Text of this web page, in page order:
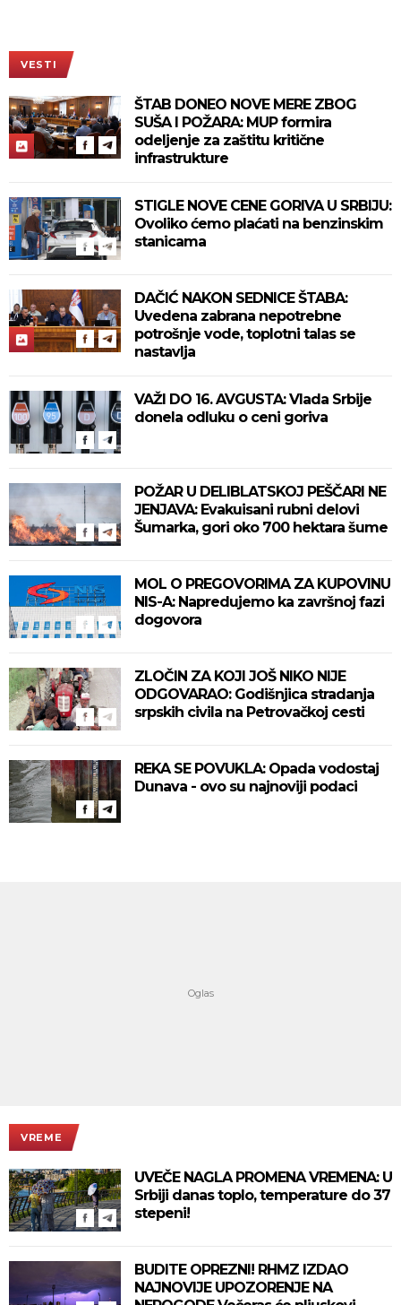
VESTI
ŠTAB DONEO NOVE MERE ZBOG
SUŠA I POŽARA: MUP formira
odeljenje za zaštitu kritične
infrastrukture
STIGLE NOVE CENE GORIVA U SRBIJU:
Ovoliko ćemo plaćati na benzinskim
stanicama
DAČIĆ NAKON SEDNICE ŠTABA:
Uvedena zabrana nepotrebne
potrošnje vode, toplotni talas se
nastavlja
VAŽI DO 16. AVGUSTA: Vlada Srbije
donela odluku o ceni goriva
POŽAR U DELIBLATSKOJ PEŠČARI NE
JENJAVA: Evakuisani rubni delovi
Šumarka, gori oko 700 hektara šume
MOL O PREGOVORIMA ZA KUPOVINU
NIS-A: Napredujemo ka završnoj fazi
dogovora
ZLOČIN ZA KOJI JOŠ NIKO NIJE
ODGOVARAO: Godišnjica stradanja
srpskih civila na Petrovačkoj cesti
REKA SE POVUKLA: Opada vodostaj
Dunava - ovo su najnoviji podaci
VREME
UVEČE NAGLA PROMENA VREMENA: U
Srbiji danas toplo, temperature do 37
stepeni!
BUDITE OPREZNI! RHMZ IZDAO
NAJNOVIJE UPOZORENJE NA